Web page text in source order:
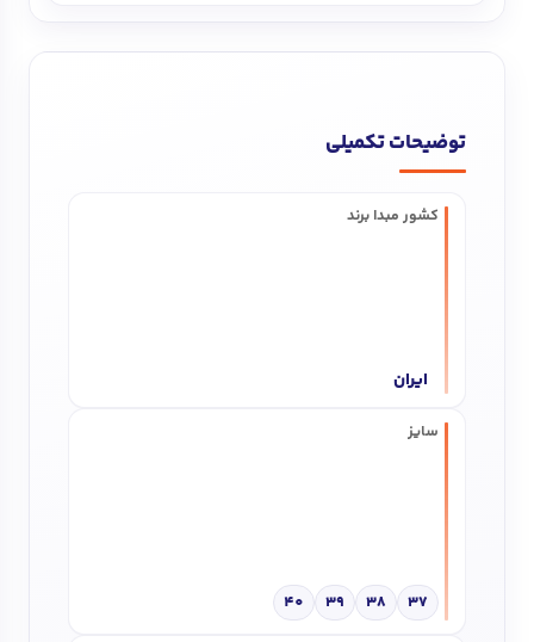
توضیحات تکمیلی
کشور مبدا برند
ایران
سایز
37
38
39
40